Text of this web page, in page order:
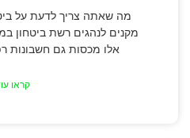
מה שאתה צריך לדעת על
מקנים לנהגים רשת ביטחון
אלו מכסות גם חשבונות
קראו